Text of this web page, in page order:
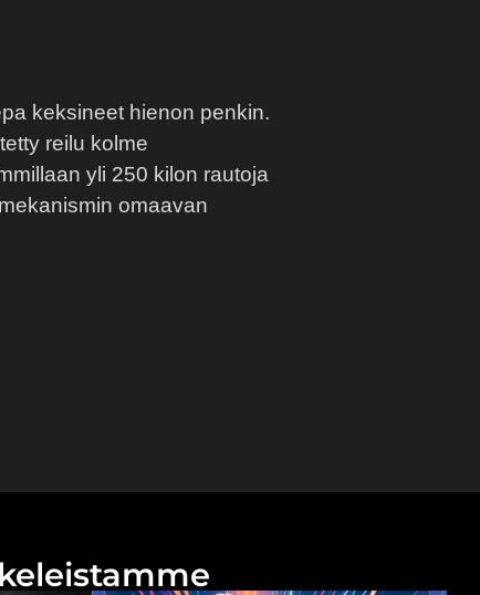
keksineet hienon penkin.
reilu kolme
yli 250 kilon rautoja
omaavan